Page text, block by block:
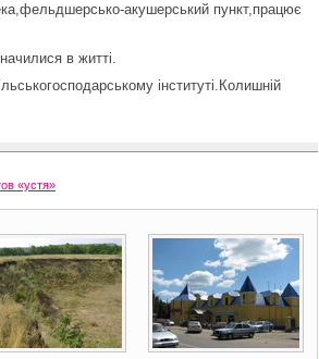
акушерський пункт,працює
в житті.
інституті.Колишній
«устя»
фото 49 фото